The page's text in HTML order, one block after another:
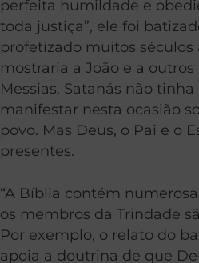
perfeita humildade e
toda justiça”, ele foi
profetizado muitos séculos
mostraria a João e a outros
Messias. Satanás não
manifestar nesta ocasião
povo. Mas Deus, o Pai e o
presentes.
“A Bíblia contém
os membros da Trindade
Por exemplo, o relato do
apoia a doutrina de que